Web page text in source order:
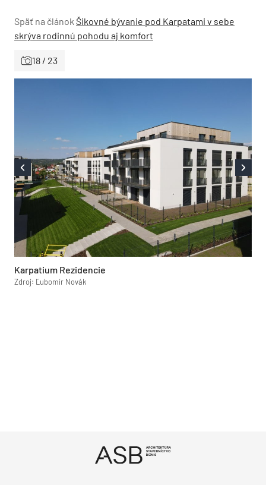
Späť na článok Šikovné bývanie pod Karpatami v sebe
skrýva rodinnú pohodu aj komfort
18 / 23
Karpatium Rezidencie
Zdroj: Ľubomír Novák